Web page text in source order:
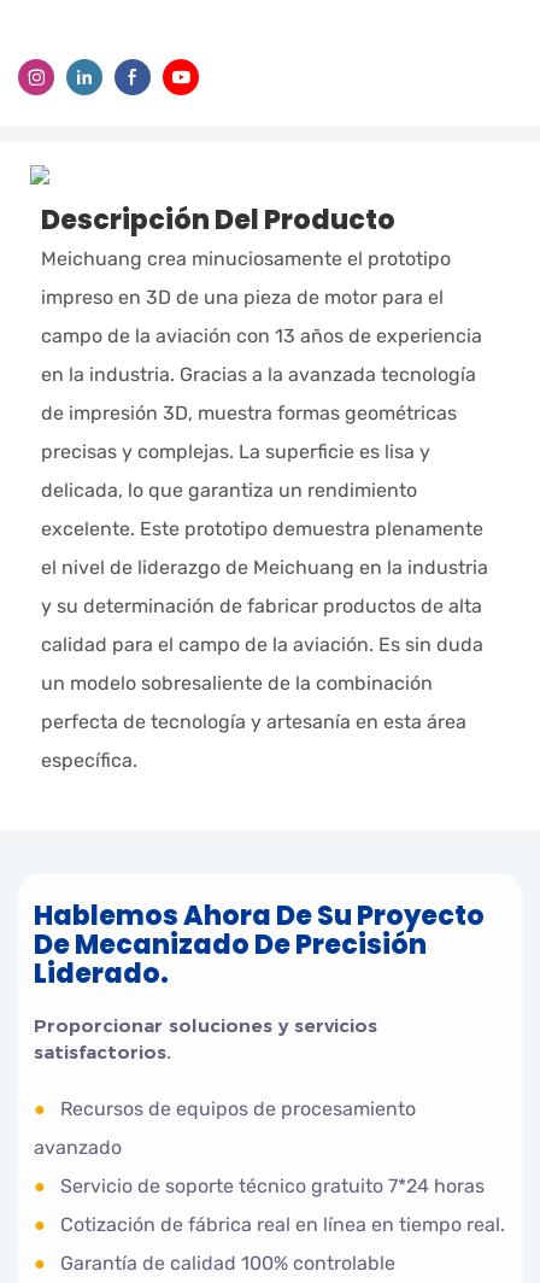
Descripción Del Producto
Meichuang crea minuciosamente el prototipo
impreso en 3D de una pieza de motor para el
campo de la aviación con 13 años de experiencia
en la industria. Gracias a la avanzada tecnología
de impresión 3D, muestra formas geométricas
precisas y complejas. La superficie es lisa y
delicada, lo que garantiza un rendimiento
excelente. Este prototipo demuestra plenamente
el nivel de liderazgo de Meichuang en la industria
y su determinación de fabricar productos de alta
calidad para el campo de la aviación. Es sin duda
un modelo sobresaliente de la combinación
perfecta de tecnología y artesanía en esta área
específica.
Hablemos Ahora De Su Proyecto
De Mecanizado De Precisión
Liderado.
Proporcionar soluciones y servicios
satisfactorios.
●
Recursos de equipos de procesamiento
avanzado
●
Servicio de soporte técnico gratuito 7*24 horas
●
Cotización de fábrica real en línea en tiempo real.
●
Garantía de calidad 100% controlable